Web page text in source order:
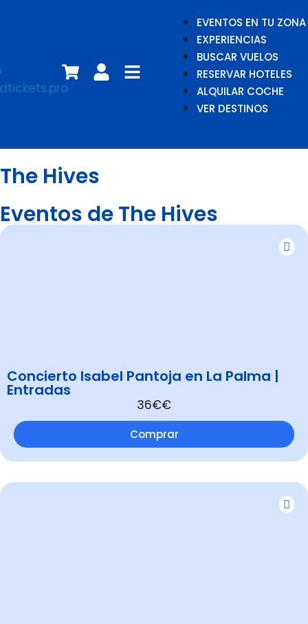
EVENTOS EN TU ZONA
EXPERIENCIAS
BUSCAR VUELOS
RESERVAR HOTELES
ALQUILAR COCHE
VER DESTINOS
The Hives
Eventos de The Hives
Concierto Isabel Pantoja en La Palma |
Entradas
36€€
Comprar